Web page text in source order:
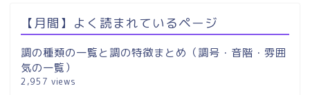
【月間】よく読まれているページ
調の種類の一覧と調の特徴まとめ（調号・音階・雰囲
気の一覧）
2,957 views